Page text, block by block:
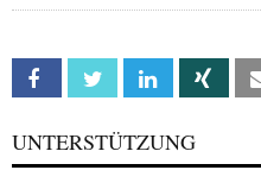
Facebook Twitter Linkedin Xing
UNTERSTÜTZUNG